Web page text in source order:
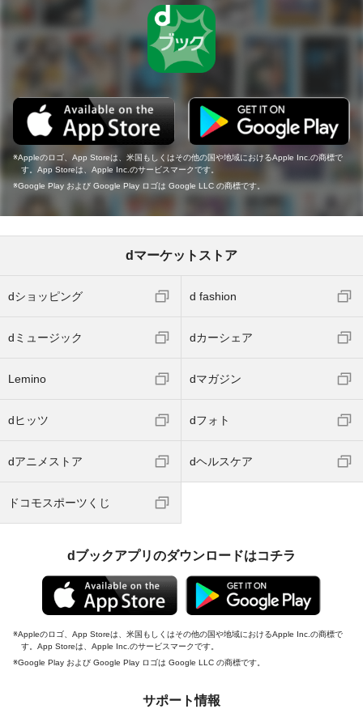
Appleのロゴ、App Storeは、米国もしくはその他の国や地域におけるApple Inc.の商標で
す。App Storeは、Apple Inc.のサービスマークです。
Google Play および Google Play ロゴは Google LLC の商標です。
dマーケットストア
dショッピング d fashion
dミュージック dカーシェア
Lemino dマガジン
dヒッツ dフォト
dアニメストア dヘルスケア
ドコモスポーツくじ
dブックアプリのダウンロードはコチラ
Appleのロゴ、App Storeは、米国もしくはその他の国や地域におけるApple Inc.の商標で
す。App Storeは、Apple Inc.のサービスマークです。
Google Play および Google Play ロゴは Google LLC の商標です。
サポート情報